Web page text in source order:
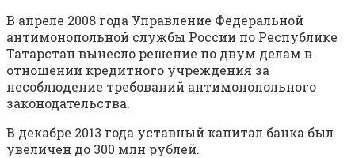
В апреле 2008 года Управление Федеральной
антимонопольной службы России по Республике
Татарстан вынесло решение по двум делам в
отношении кредитного учреждения за
несоблюдение требований антимонопольного
законодательства.
В декабре 2013 года уставный капитал банка был
увеличен до 300 млн рублей.